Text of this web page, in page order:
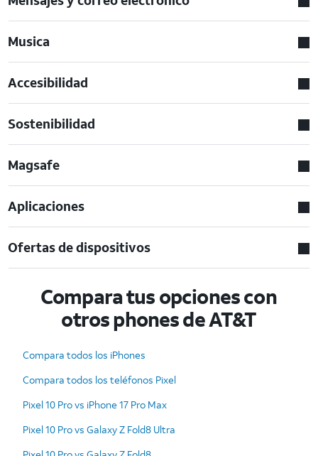
Musica
Accesibilidad
Sostenibilidad
Magsafe
Aplicaciones
Ofertas de dispositivos
Compara tus opciones con
otros phones de AT&T
Compara todos los iPhones
Compara todos los teléfonos Pixel
Pixel 10 Pro vs iPhone 17 Pro Max
Pixel 10 Pro vs Galaxy Z Fold8 Ultra